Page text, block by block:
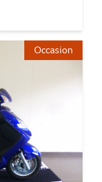
Occasion